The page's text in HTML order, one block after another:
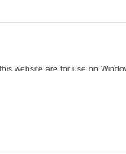
website are for use on